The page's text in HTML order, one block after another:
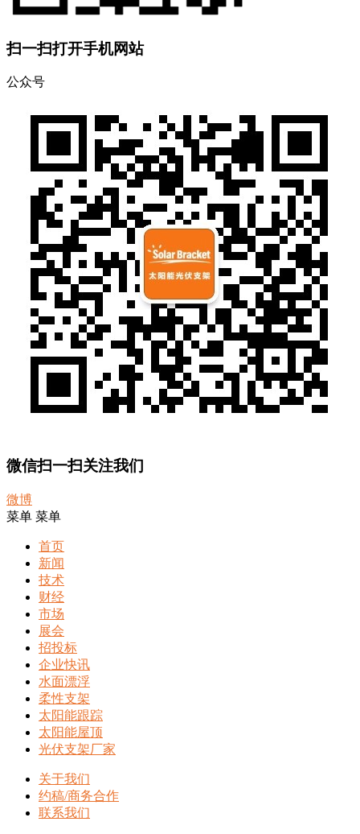
扫一扫打开手机网站
公众号
微信扫一扫关注我们
微博
菜单 菜单
首页
新闻
技术
财经
市场
展会
招投标
企业快讯
水面漂浮
柔性支架
太阳能跟踪
太阳能屋顶
光伏支架厂家
关于我们
约稿/商务合作
联系我们